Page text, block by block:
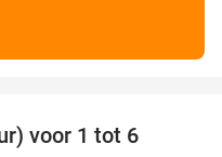
voor 1 tot 6